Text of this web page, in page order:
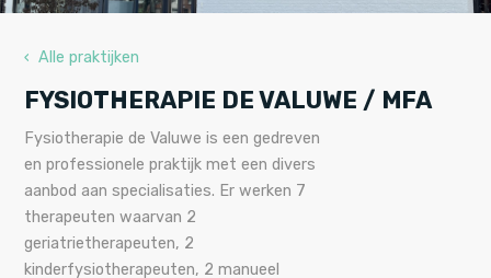
‹ Alle praktijken
FYSIOTHERAPIE DE VALUWE / MFA
Fysiotherapie de Valuwe is een gedreven
en professionele praktijk met een divers
aanbod aan specialisaties. Er werken 7
therapeuten waarvan 2
geriatrietherapeuten, 2
kinderfysiotherapeuten, 2 manueel